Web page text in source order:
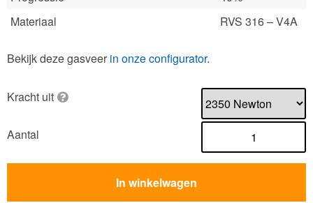
Materiaal
RVS 316 – V4A
Bekijk deze gasveer in onze configurator.
Kracht uit
Aantal
In winkelwagen